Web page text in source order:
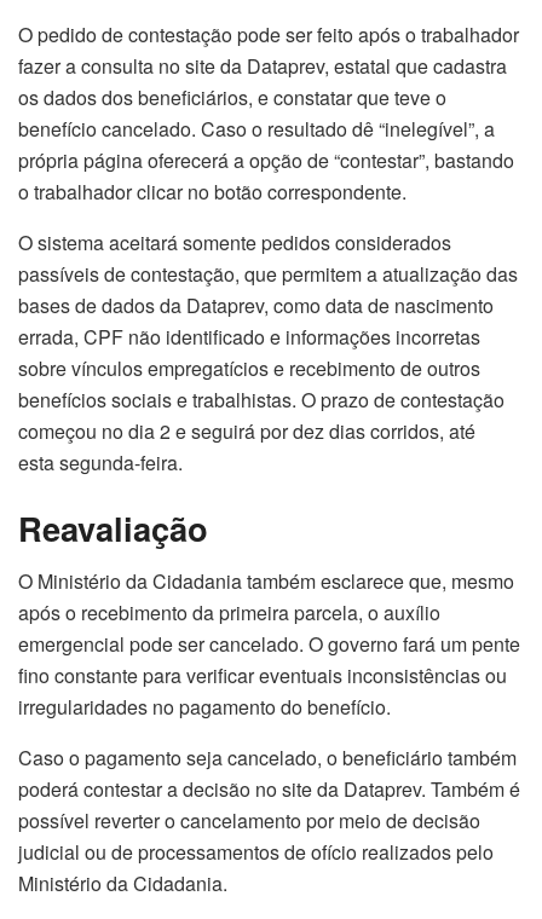
O pedido de contestação pode ser feito após o trabalhador
fazer a consulta no site da Dataprev, estatal que cadastra
os dados dos beneficiários, e constatar que teve o
benefício cancelado. Caso o resultado dê “inelegível”, a
própria página oferecerá a opção de “contestar”, bastando
o trabalhador clicar no botão correspondente.
O sistema aceitará somente pedidos considerados
passíveis de contestação, que permitem a atualização das
bases de dados da Dataprev, como data de nascimento
errada, CPF não identificado e informações incorretas
sobre vínculos empregatícios e recebimento de outros
benefícios sociais e trabalhistas. O prazo de contestação
começou no dia 2 e seguirá por dez dias corridos, até
esta segunda-feira.
Reavaliação
O Ministério da Cidadania também esclarece que, mesmo
após o recebimento da primeira parcela, o auxílio
emergencial pode ser cancelado. O governo fará um pente
fino constante para verificar eventuais inconsistências ou
irregularidades no pagamento do benefício.
Caso o pagamento seja cancelado, o beneficiário também
poderá contestar a decisão no site da Dataprev. Também é
possível reverter o cancelamento por meio de decisão
judicial ou de processamentos de ofício realizados pelo
Ministério da Cidadania.